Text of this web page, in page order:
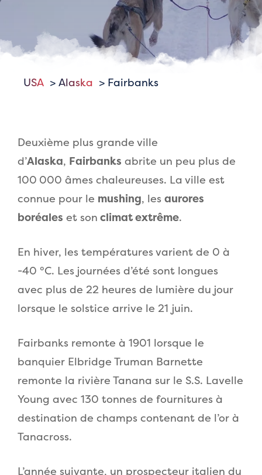
USA Alaska Fairbanks
Deuxième plus grande ville
d’Alaska, Fairbanks abrite un peu plus de
100 000 âmes chaleureuses. La ville est
connue pour le mushing, les aurores
boréales et son climat extrême.
En hiver, les températures varient de 0 à
-40 °C. Les journées d’été sont longues
avec plus de 22 heures de lumière du jour
lorsque le solstice arrive le 21 juin.
Fairbanks remonte à 1901 lorsque le
banquier Elbridge Truman Barnette
remonte la rivière Tanana sur le S.S. Lavelle
Young avec 130 tonnes de fournitures à
destination de champs contenant de l’or à
Tanacross.
L’année suivante, un prospecteur italien du